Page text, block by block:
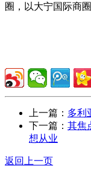
圈，以大宁国际商
上一篇： 多利
下一篇： 其焦
想从业
返回上一页